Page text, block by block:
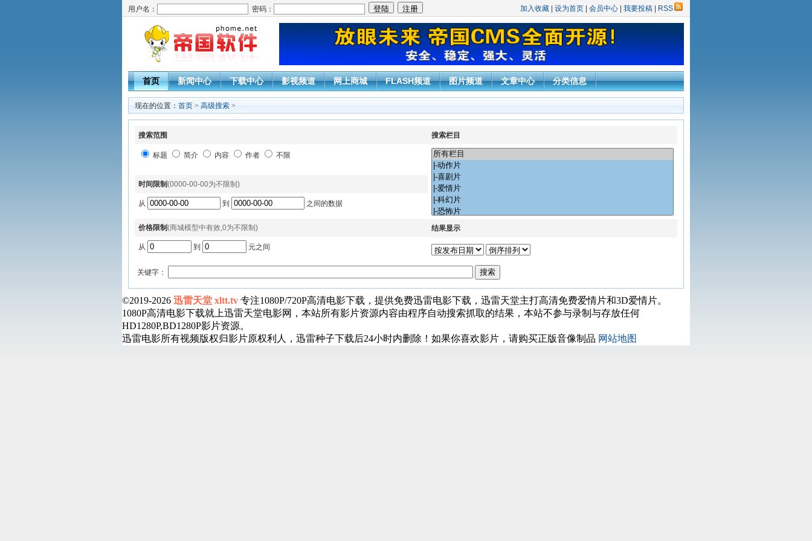
用户名： 密码： 加入收藏 设为首页 会员中心 我要投稿 RSS
首页 新闻中心 下载中心 影视频道 网上商城 FLASH频道 图片频道 文章中心 分类信息
现在的位置： 首页 > 高级搜索 >
搜索范围 搜索栏目
标题 简介 内容 作者 不限
时间限制(0000-00-00为不限制)
从 到 之间的数据
价格限制(商城模型中有效,0为不限制)
从 到 元之间
结果显示
关键字：
©2019-2026 迅雷天堂 xltt.tv 专注1080P/720P高清电影下载，提供免费迅雷电影下载，迅雷天堂主打高清免费爱情片和3D爱情片。
1080P高清电影下载就上迅雷天堂电影网，本站所有影片资源内容由程序自动搜索抓取的结果，本站不参与录制与存放任何
HD1280P,BD1280P影片资源。
迅雷电影所有视频版权归影片原权利人，迅雷种子下载后24小时内删除！如果你喜欢影片，请购买正版音像制品 网站地图